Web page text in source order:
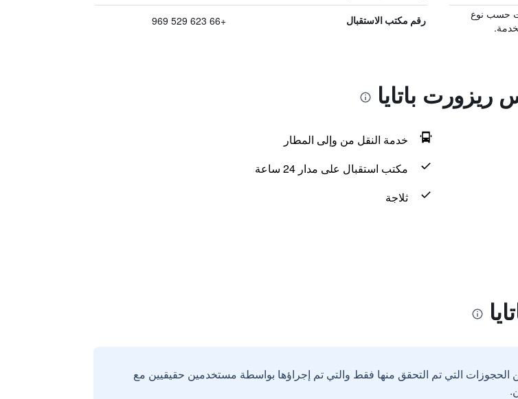
حسب نوع
رقم مكتب الاستقبال +66 623 529 969
ريزورت باتايا
خدمة النقل من وإلى المطار
مكتب استقبال على مدار 24 ساعة
ثلاجة
التي تم التحقق منها فقط والتي تم إجراؤها بواسطة مستخدمين حقيقيين مع